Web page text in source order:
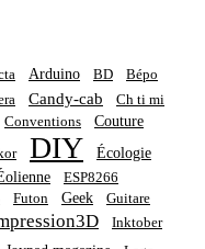
Arduino BD
Bépo
Candy-cab
Ch ti mi
Conventions Couture
DIY Écologie
ESP8266
Futon Geek
Guitare
Inktober